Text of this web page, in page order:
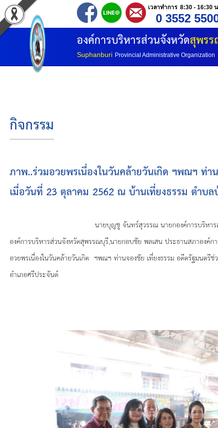
เวลาทำการ 8:30 - 16:30
0 3552
องค์การบริหารส่วนจังหวัดสุพร
Suphanburi Provincial Administrative Organization
หน้าแรก
ประวัติ อบจ
โครงสร้างองค์กร
โครงสร้างการแบ่งส่วนราชการ
วิสัยทัศน์
ยุทธศาสตร์การพัฒนา
ประวัตินายก
รายการ อบจ.สัมพันธ์
ข่าวประชาสัมพันธ์
ประกาศจัดซื้อ-จัดจ้าง
ประกาศจัดซื้อ-จัดจ้างภาครัฐ
รายงานผู้ใช้บริการกล้อง CCTV
กิจกรรม
ภาพ..ร่วมอวยพรเนื่องในวันคล้ายวันเกิด ฯพณฯ ท่
เมื่อวันที่ 23 ตุลาคม 2562 ณ บ้านเที่ยงธรรม ตำบ
นายบุญชู จันทร์สุวรรณ นายกองค์การบริหารส่วนจังหวัดสุ
องค์การบริหารส่วนจังหวัดสุพรรณบุรี,นายกอบชัย พลเสน ประธานสภาองค์
อวยพรเนื่องในวันคล้ายวันเกิด ฯพณฯ ท่านจองชัย เที่ยงธรรม อดีตรัฐมนต
อำเภอศรีประจันต์